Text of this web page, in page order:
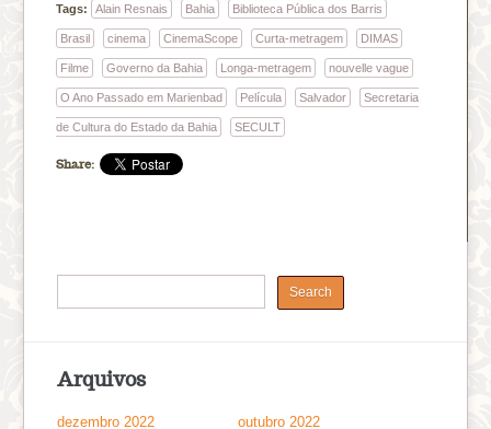
Tags: Alain Resnais Bahia Biblioteca Pública dos Barris
Brasil cinema CinemaScope Curta-metragem DIMAS
Filme Governo da Bahia Longa-metragem nouvelle vague
O Ano Passado em Marienbad Película Salvador Secretaria
de Cultura do Estado da Bahia SECULT
Share:
Arquivos
dezembro 2022
outubro 2022